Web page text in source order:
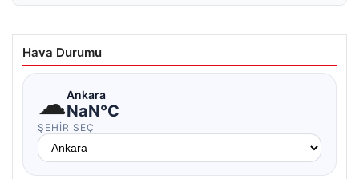
Hava Durumu
☁Ankara
NaN°C
ŞEHIR SEÇ